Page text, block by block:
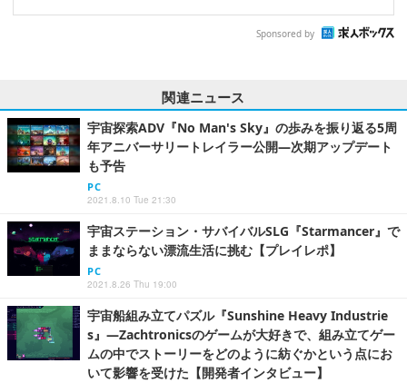
Sponsored by
関連ニュース
宇宙探索ADV『No Man's Sky』の歩みを振り返る5周
年アニバーサリートレイラー公開―次期アップデート
も予告
PC
2021.8.10 Tue 21:30
宇宙ステーション・サバイバルSLG『Starmancer』で
ままならない漂流生活に挑む【プレイレポ】
PC
2021.8.26 Thu 19:00
宇宙船組み立てパズル『Sunshine Heavy Industrie
s』―Zachtronicsのゲームが大好きで、組み立てゲー
ムの中でストーリーをどのように紡ぐかという点にお
いて影響を受けた【開発者インタビュー】